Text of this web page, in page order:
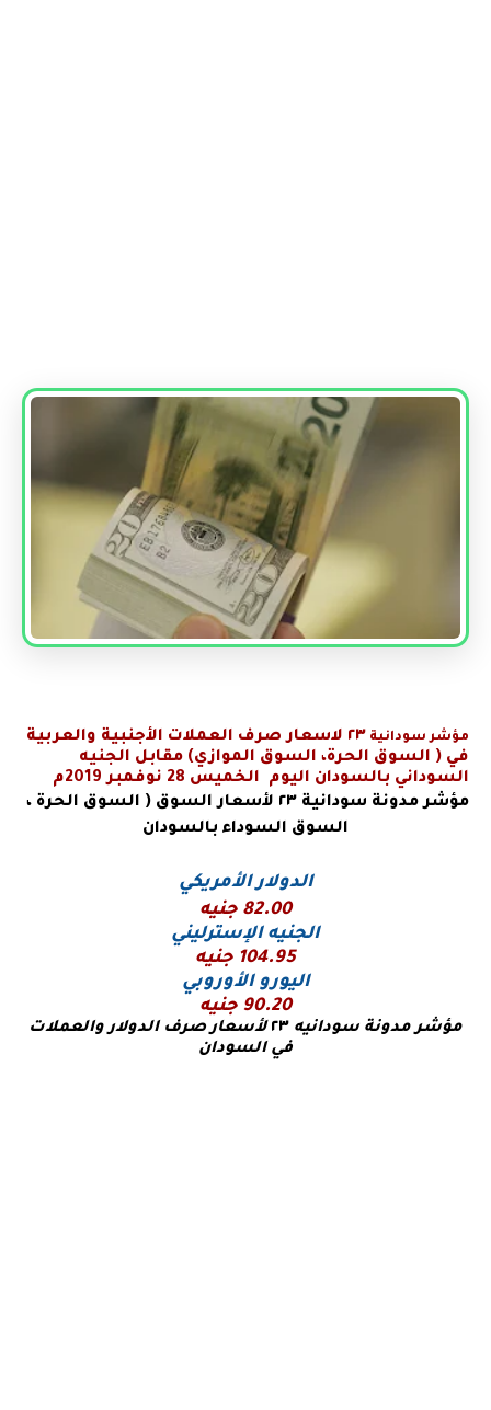
مؤشر سودانية ٢٣ لاسعار صرف العملات الأجنبية والعربية
في ( السوق الحرة، السوق الموازي) مقابل الجنيه
السوداني بالسودان اليوم الخميس 28 نوفمبر 2019م
مؤشر مدونة سودانية ٢٣ لأسعار السوق ( السوق الحرة ،
السوق السوداء بالسودان
الدولار الأمريكي
82.00 جنيه
الجنيه الإسترليني
104.95 جنيه
اليورو الأوروبي
90.20 جنيه
مؤشر مدونة سودانيه ٢٣لأسعار صرف الدولار والعملات
في السودان